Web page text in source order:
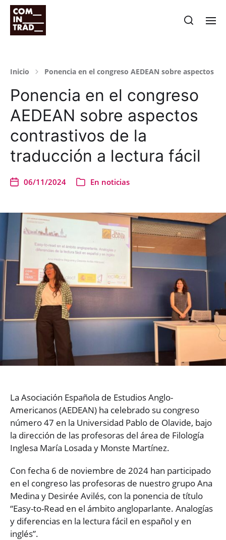
Inicio Ponencia en el congreso AEDEAN sobre aspectos
Ponencia en el congreso
AEDEAN sobre aspectos
contrastivos de la
traducción a lectura fácil
06/11/2024 En noticias
La Asociación Española de Estudios Anglo-
Americanos (AEDEAN) ha celebrado su congreso
número 47 en la Universidad Pablo de Olavide, bajo
la dirección de las profesoras del área de Filología
Inglesa María Losada y Monste Martínez.
Con fecha 6 de noviembre de 2024 han participado
en el congreso las profesoras de nuestro grupo Ana
Medina y Desirée Avilés, con la ponencia de título
“Easy-to-Read en el ámbito angloparlante. Analogías
y diferencias en la lectura fácil en español y en
inglés”.